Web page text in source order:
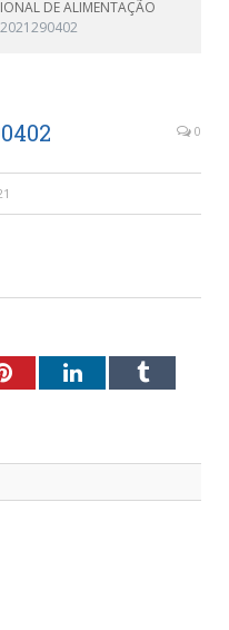
DE ALIMENTAÇÃO
0
PinterestLinkedInTumblr